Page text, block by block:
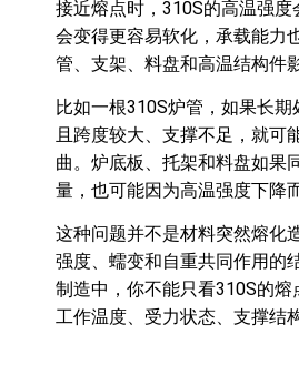
接近熔点时，310S的高温强
会变得更容易软化，承载能力
管、支架、料盘和高温结构件
比如一根310S炉管，如果长
且跨度较大、支撑不足，就可
曲。炉底板、托架和料盘如果
量，也可能因为高温强度下降
这种问题并不是材料突然熔化
强度、蠕变和自重共同作用的
制造中，你不能只看310S的
工作温度、受力状态、支撑结